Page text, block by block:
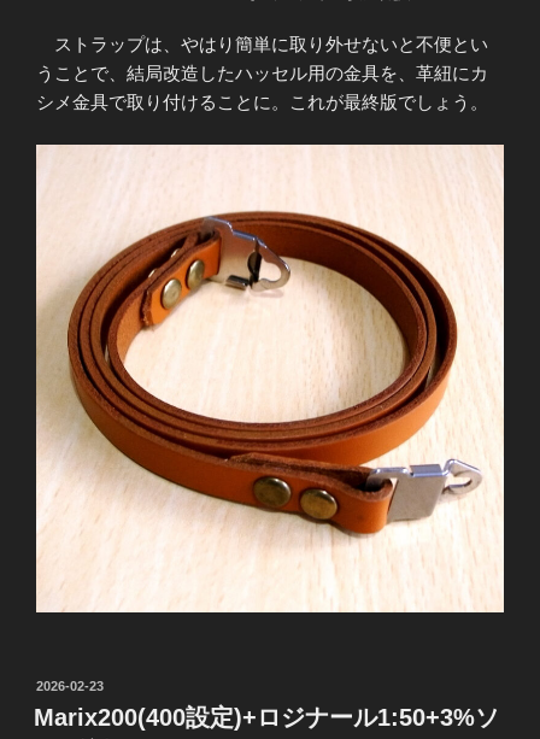
ストラップは、やはり簡単に取り外せないと不便とい
うことで、結局改造したハッセル用の金具を、革紐にカ
シメ金具で取り付けることに。これが最終版でしょう。
投
稿
日:
2026-02-23
Marix200(400設定)+ロジナール1:50+3%ソ